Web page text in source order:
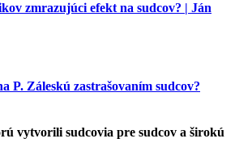
zmrazujúci efekt na sudcov? | Ján
P. Záleskú zastrašovaním sudcov?
vytvorili sudcovia pre sudcov a širokú